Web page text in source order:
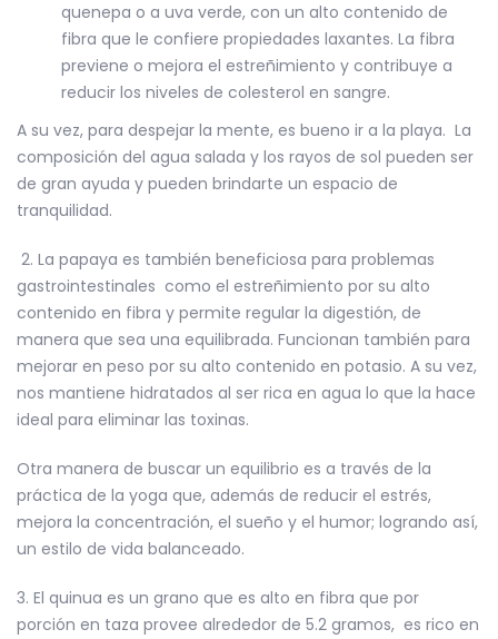
quenepa o a uva verde, con un alto contenido de
fibra que le confiere propiedades laxantes. La fibra
previene o mejora el estreñimiento y contribuye a
reducir los niveles de colesterol en sangre.
A su vez, para despejar la mente, es bueno ir a la playa. La
composición del agua salada y los rayos de sol pueden ser
de gran ayuda y pueden brindarte un espacio de
tranquilidad.
2. La papaya es también beneficiosa para problemas
gastrointestinales como el estreñimiento por su alto
contenido en fibra y permite regular la digestión, de
manera que sea una equilibrada. Funcionan también para
mejorar en peso por su alto contenido en potasio. A su vez,
nos mantiene hidratados al ser rica en agua lo que la hace
ideal para eliminar las toxinas.
Otra manera de buscar un equilibrio es a través de la
práctica de la yoga que, además de reducir el estrés,
mejora la concentración, el sueño y el humor; logrando así,
un estilo de vida balanceado.
3. El quinua es un grano que es alto en fibra que por
porción en taza provee alrededor de 5.2 gramos, es rico en